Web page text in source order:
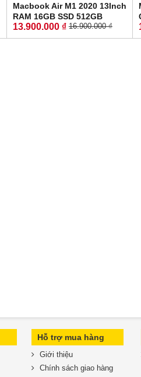
Macbook Air M1 2020 13Inch
RAM 16GB SSD 512GB
(Gold) - New 99%
13.900.000 ₫ 16.900.000 ₫
Hỗ trợ mua hàng
Giới thiệu
Chính sách giao hàng